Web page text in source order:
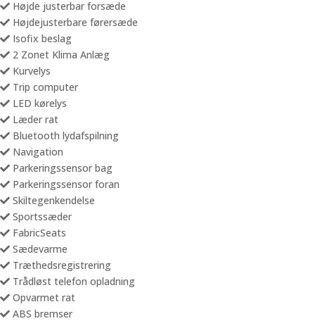
Højde justerbar forsæde
Højdejusterbare førersæde
Isofix beslag
2 Zonet Klima Anlæg
Kurvelys
Trip computer
LED kørelys
Læder rat
Bluetooth lydafspilning
Navigation
Parkeringssensor bag
Parkeringssensor foran
Skiltegenkendelse
Sportssæder
FabricSeats
Sædevarme
Træthedsregistrering
Trådløst telefon opladning
Opvarmet rat
ABS bremser